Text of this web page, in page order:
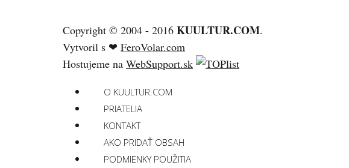
Copyright © 2004 - 2016 KUULTUR.COM.
Vytvoril s ❤ FeroVolar.com
Hostujeme na WebSupport.sk
O KUULTUR.COM
PRIATELIA
KONTAKT
AKO PRIDAŤ OBSAH
PODMIENKY POUŽITIA